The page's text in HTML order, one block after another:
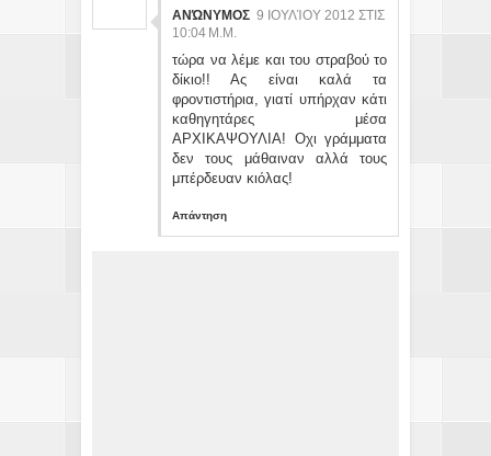
ΑΝΏΝΥΜΟΣ 9 ΙΟΥΛΊΟΥ 2012 ΣΤΙΣ
10:04 Μ.Μ.
τώρα να λέμε και του στραβού το
δίκιο!! Ας είναι καλά τα
φροντιστήρια, γιατί υπήρχαν κάτι
καθηγητάρες μέσα
ΑΡΧΙΚΑΨΟΥΛΙΑ! Οχι γράμματα
δεν τους μάθαιναν αλλά τους
μπέρδευαν κιόλας!
Απάντηση